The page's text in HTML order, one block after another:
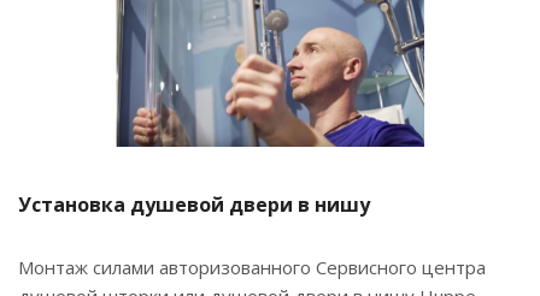
Установка душевой двери в нишу
Монтаж силами авторизованного Сервисного центра